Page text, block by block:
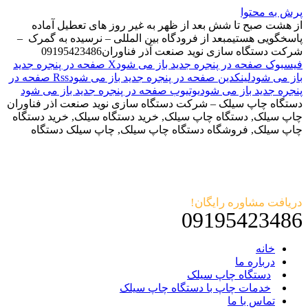
پرش به محتوا
از هشت صبح تا شش بعد از ظهر به غیر روز های تعطیل آماده
پاسخگویی هستیمبعد از فرودگاه بین المللی – نرسیده به گمرک –
شرکت دستگاه سازی نوید صنعت آذر فناوران09195423486
فیسبوک صفحه در پنجره جدید باز می شود
X صفحه در پنجره جدید
باز می شودلینکدین صفحه در پنجره جدید باز می شود
Rss صفحه در
پنجره جدید باز می شودیوتیوب صفحه در پنجره جدید باز می شود
دستگاه چاپ سیلک – شرکت دستگاه سازی نوید صنعت اذر فناوران
چاپ سیلک, دستگاه چاپ سیلک, خرید دستگاه سیلک, خرید دستگاه
چاپ سیلک, فروشگاه دستگاه چاپ سیلک, چاپ سیلک دستگاه
دریافت مشاوره رایگان!
09195423486
خانه
درباره ما
دستگاه چاپ سیلک
خدمات چاپ با دستگاه چاپ سیلک
تماس با ما